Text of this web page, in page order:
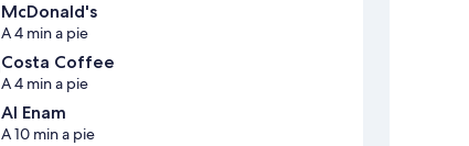
McDonald's
A 4 min a pie
Costa Coffee
A 4 min a pie
Al Enam
A 10 min a pie